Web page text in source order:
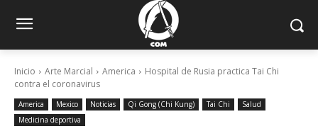
Inicio Arte Marcial America
Hospital de Rusia practica Tai Chi
contra el coronavirus
America Mexico Noticias Qi Gong (Chi Kung) Tai Chi
Salud
Medicina deportiva